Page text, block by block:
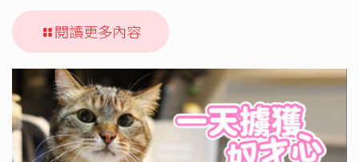
閱讀更多內容